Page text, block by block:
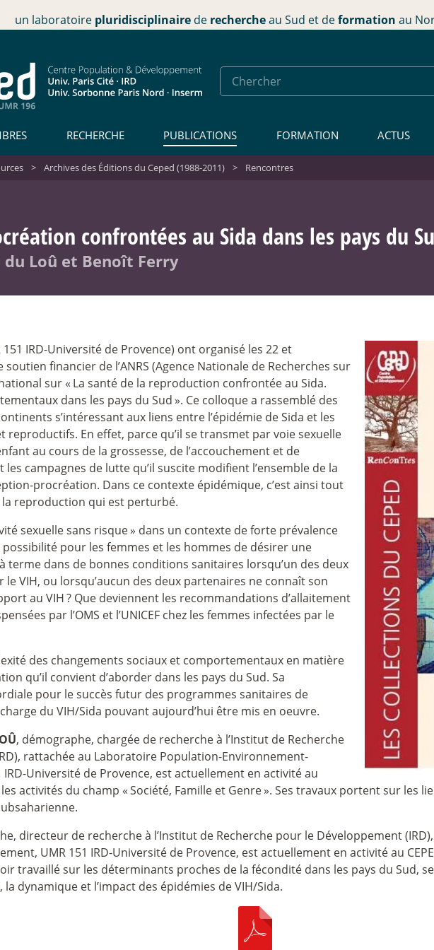
un laboratoire pluridisciplinaire de rechercheau Sud et deformation au
RECHERCHE PUBLICATIONS FORMATION ACTUS
> Archives des Éditions du Ceped (1988-2011) > Rencontres
confrontées au Sida dans les pays du
du Loû et Benoît Ferry
151 IRD-Université de Provence) ont organisé les 22 et
soutien financier de l’ANRS (Agence Nationale de Recherches sur
sur « La santé de la reproduction confrontée au Sida.
dans les pays du Sud». Ce colloque a rassemblé des
s’intéressant aux liens entre l’épidémie de Sida et les
reproductifs. En effet, parce qu’il se transmet par voie sexuelle
au cours de la grossesse, de l’accouchement et de
les campagnes de lutte qu’il suscite modifient l’ensemble de la
procréation. Dans ce contexte épidémique, c’est ainsi tout
la reproduction qui est perturbé.
sexuelle sans risque» dans un contexte de forte prévalence
possibilité pour les femmes et les hommes de désirer une
terme dans de bonnes conditions sanitaires lorsqu’un des deux
VIH, ou lorsqu’aucun des deux partenaires ne connaît son
au VIH? Que deviennent les recommandations d’allaitement
par l’OMS et l’UNICEF chez les femmes infectées par le
des changements sociaux et comportementaux en matière
qu’il convient d’aborder dans les pays du Sud. Sa
pour le succès futur des programmes sanitaires de
du VIH/Sida pouvant aujourd’hui être mis en oeuvre.
, démographe, chargée de recherche à l’Institut de Recherche
rattachée au Laboratoire Population-Environnement-
Université de Provence, est actuellement en activité au
activités du champ «Société, Famille et Genre». Ses travaux portent sur les
directeur de recherche à l’Institut de Recherche pour le Développement
UMR 151 IRD-Université de Provence, est actuellement en activité au
travaillé sur les déterminants proches de la fécondité dans les pays du Sud,
dynamique et l’impact des épidémies de VIH/Sida.